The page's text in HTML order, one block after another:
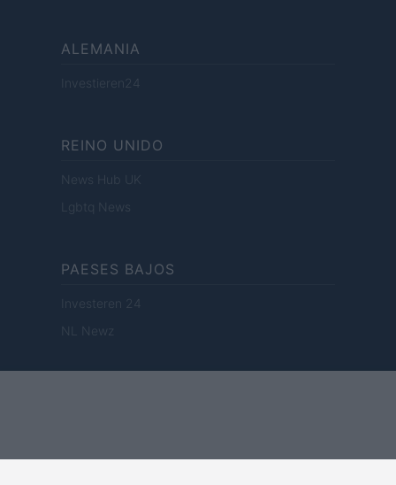
ALEMANIA
Investieren24
REINO UNIDO
News Hub UK
Lgbtq News
PAESES BAJOS
Investeren 24
NL Newz